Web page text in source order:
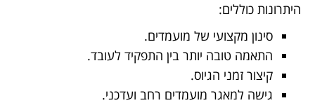
היתרונות כוללים:
סינון מקצועי של מועמדים.
התאמה טובה יותר בין התפקיד לעובד.
קיצור זמני הגיוס.
גישה למאגר מועמדים רחב ועדכני.